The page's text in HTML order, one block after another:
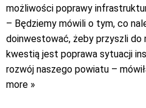
możliwości poprawy
– Będziemy mówili o tym, co
doinwestować, żeby przyszli do
kwestią jest poprawa sytuacji
rozwój naszego powiatu –
more »